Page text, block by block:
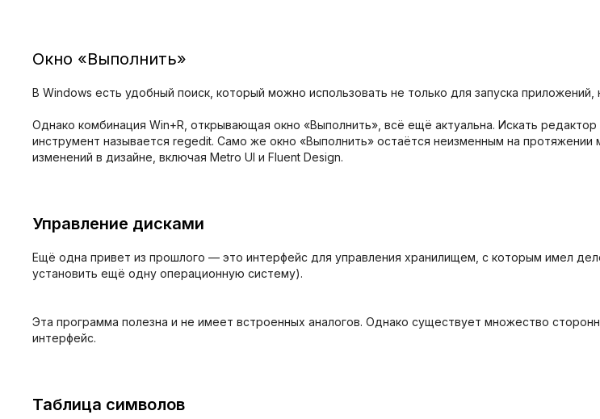
Окно «Выполнить»
В Windows есть удобный поиск, который можно использовать не только для запуска
Однако комбинация Win+R, открывающая окно «Выполнить», всё ещё актуальна. Искать
инструмент называется regedit. Само же окно «Выполнить» остаётся неизменным на
изменений в дизайне, включая Metro UI и Fluent Design.
Управление дисками
Ещё одна привет из прошлого — это интерфейс для управления хранилищем, с которым имел
установить ещё одну операционную систему).
Эта программа полезна и не имеет встроенных аналогов. Однако существует множество
интерфейс.
Таблица символов